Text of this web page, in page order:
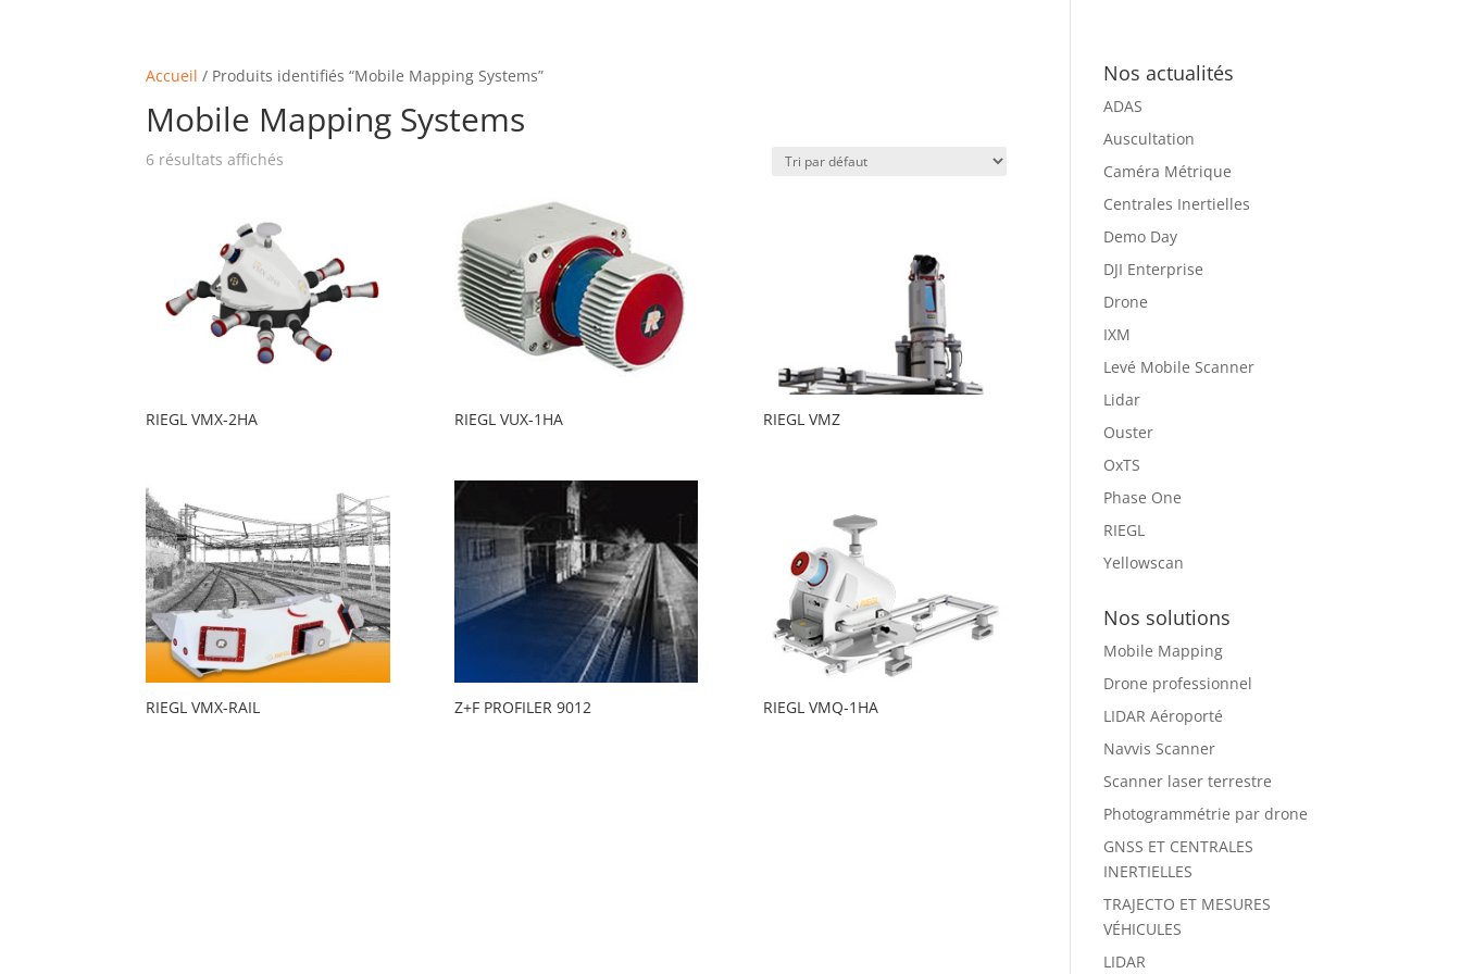
Accueil / Produits identifiés “Mobile Mapping Systems”
Mobile Mapping Systems
6 résultats affichés
RIEGL VMX-2HA RIEGL VUX-1HA RIEGL VMZ
RIEGL VMX-RAIL Z+F PROFILER 9012 RIEGL VMQ-1HA
Nos actualités
ADAS
Auscultation
Caméra Métrique
Centrales Inertielles
Demo Day
DJI Enterprise
Drone
IXM
Levé Mobile Scanner
Lidar
Ouster
OxTS
Phase One
RIEGL
Yellowscan
Nos solutions
Mobile Mapping
Drone professionnel
LIDAR Aéroporté
Navvis Scanner
Scanner laser terrestre
Photogrammétrie par drone
GNSS ET CENTRALES
INERTIELLES
TRAJECTO ET MESURES
VÉHICULES
LIDAR